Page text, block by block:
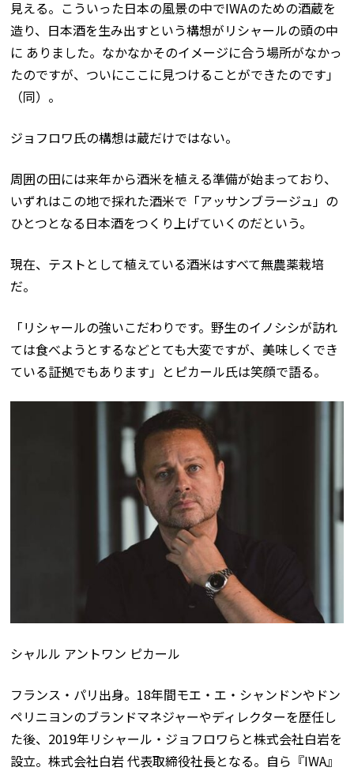
見える。こういった日本の風景の中でIWAのための酒蔵を
造り、日本酒を生み出すという構想がリシャールの頭の中
に ありました。なかなかそのイメージに合う場所がなかっ
たのですが、ついにここに見つけることができたのです」
（同）。
ジョフロワ氏の構想は蔵だけではない。
周囲の田には来年から酒米を植える準備が始まっており、
いずれはこの地で採れた酒米で「アッサンブラージュ」の
ひとつとなる日本酒をつくり上げていくのだという。
現在、テストとして植えている酒米はすべて無農薬栽培
だ。
「リシャールの強いこだわりです。野生のイノシシが訪れ
ては食べようとするなどとても大変ですが、美味しくでき
ている証拠でもあります」とピカール氏は笑顔で語る。
シャルル アントワン ピカール
フランス・パリ出身。18年間モエ・エ・シャンドンやドン
ペリニヨンのブランドマネジャーやディレクターを歴任し
た後、2019年リシャール・ジョフロワらと株式会社白岩を
設立。株式会社白岩 代表取締役社長となる。自ら『IWA』